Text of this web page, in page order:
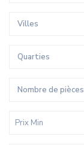
Villes
Quarties
Nombre de pièces